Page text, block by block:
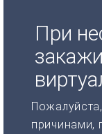
При
причинами,